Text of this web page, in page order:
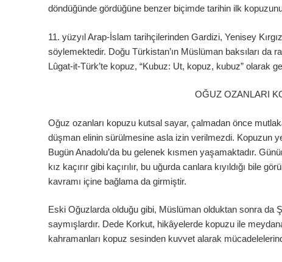
döndüğünde gördüğüne benzer biçimde tarihin ilk
11. yüzyıl Arap-İslam tarihçilerinden Gardizi, Yenisey
söylemektedir. Doğu Türkistan’ın Müslüman baksıları da
Lûgat-it-Türk’te kopuz, “Kubuz: Ut, kopuz, kubuz” olarak
OĞUZ OZANLARI
Oğuz ozanları kopuzu kutsal sayar, çalmadan önce
düşman elinin sürülmesine asla izin verilmezdi. Kopuzun
Bugün Anadolu’da bu gelenek kısmen yaşamaktadır.
kız kaçırır gibi kaçırılır, bu uğurda canlara kıyıldığı bile
kavramı içine bağlama da girmiştir.
Eski Oğuzlarda olduğu gibi, Müslüman olduktan sonra da
saymışlardır. Dede Korkut, hikâyelerde kopuzu ile
kahramanları kopuz sesinden kuvvet alarak